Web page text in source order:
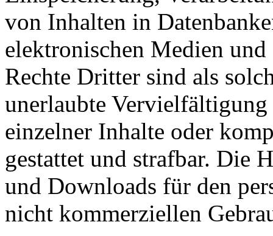
von Inhalten in
elektronischen Medien
Rechte Dritter sind als
unerlaubte Vervielfältigung
einzelner Inhalte oder
gestattet und strafbar. Die
und Downloads für den
nicht kommerziellen